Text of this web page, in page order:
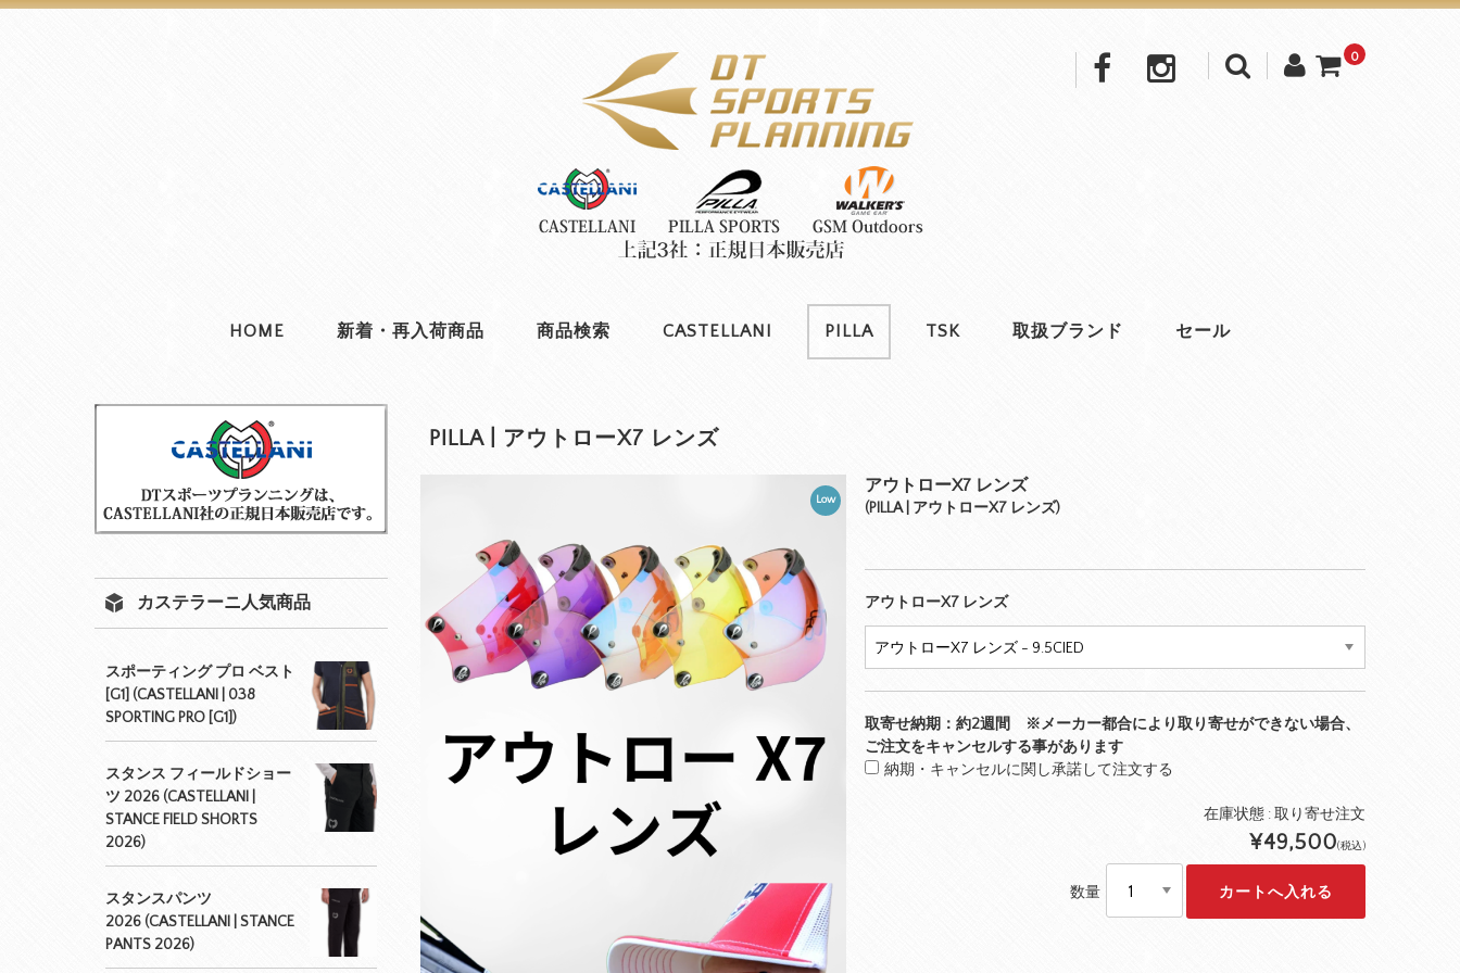
0
HOME 新着・再入荷商品 商品検索 CASTELLANI PILLA TSK 取扱ブランド セール
PILLA | アウトローX7 レンズ
Low
アウトローX7 レンズ
(PILLA | アウトローX7 レンズ)
アウトローX7 レンズ
取寄せ納期：約2週間 ※メーカー都合により取り寄せができない場合、
ご注文をキャンセルする事があります
納期・キャンセルに関し承諾して注文する
在庫状態 :取り寄せ注文
¥49,500(税込)
数量
カステラーニ人気商品
スポーティング プロ ベスト
[G1] (CASTELLANI | 038
SPORTING PRO [G1])
スタンス フィールドショー
ツ 2026 (CASTELLANI |
STANCE FIELD SHORTS
2026)
スタンスパンツ
2026 (CASTELLANI | STANCE
PANTS 2026)